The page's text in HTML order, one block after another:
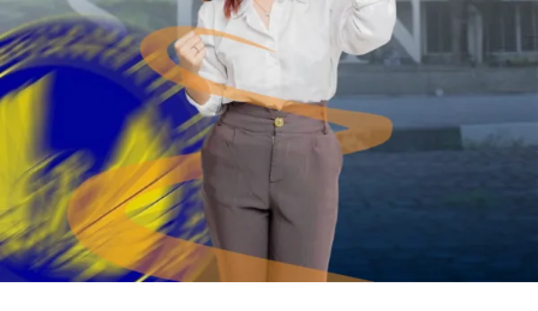
OUR PROGRAM
REGISTRATION